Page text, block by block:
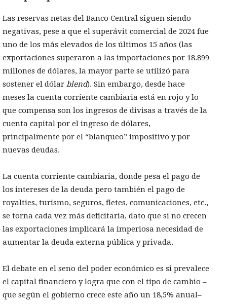
Las reservas netas del Banco Central siguen siendo
negativas, pese a que el superávit comercial de 2024 fue
uno de los más elevados de los últimos 15 años (las
exportaciones superaron a las importaciones por 18.899
millones de dólares, la mayor parte se utilizó para
sostener el dólar blend). Sin embargo, desde hace
meses la cuenta corriente cambiaria está en rojo y lo
que compensa son los ingresos de divisas a través de la
cuenta capital por el ingreso de dólares,
principalmente por el “blanqueo” impositivo y por
nuevas deudas.
La cuenta corriente cambiaria, donde pesa el pago de
los intereses de la deuda pero también el pago de
royalties, turismo, seguros, fletes, comunicaciones, etc.,
se torna cada vez más deficitaria, dato que si no crecen
las exportaciones implicará la imperiosa necesidad de
aumentar la deuda externa pública y privada.
El debate en el seno del poder económico es si prevalece
el capital financiero y logra que con el tipo de cambio –
que según el gobierno crece este año un 18,5% anual–